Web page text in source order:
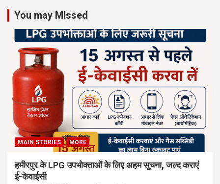
You may Missed
MAIN STORIES MORE
हमीरपुर के LPG उपभोक्ताओं के लिए अहम सूचना, जल्द कराएं
ई-केवाईसी